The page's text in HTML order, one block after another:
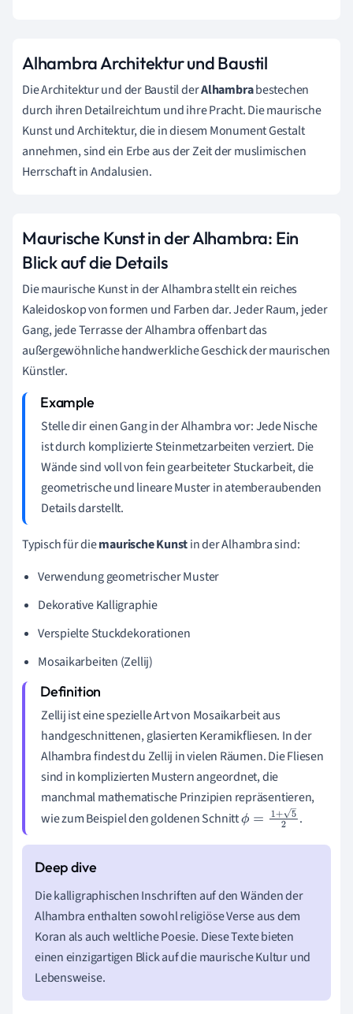
Alhambra Architektur und Baustil
Die Architektur und der Baustil derAlhambrabestechen
durch ihren Detailreichtum und ihre Pracht. Die maurische
Kunst und Architektur, die in diesem Monument Gestalt
annehmen, sind ein Erbe aus der Zeit der muslimischen
Herrschaft in Andalusien.
Maurische Kunst in der Alhambra: Ein
Blick auf die Details
Die maurische Kunst in der Alhambra stellt ein reiches
Kaleidoskop von formen und Farben dar. Jeder Raum, jeder
Gang, jede Terrasse der Alhambra offenbart das
außergewöhnliche handwerkliche Geschick der maurischen
Künstler.
Stelle dir einen Gang in der Alhambra vor: Jede Nische
ist durch komplizierte Steinmetzarbeiten verziert. Die
Wände sind voll von fein gearbeiteter Stuckarbeit, die
geometrische und lineare Muster in atemberaubenden
Details darstellt.
Typisch für diemaurische Kunstin der Alhambra sind:
Verwendung geometrischer Muster
Dekorative Kalligraphie
Verspielte Stuckdekorationen
Mosaikarbeiten (Zellij)
Zellij ist eine spezielle Art von Mosaikarbeit aus
handgeschnittenen, glasierten Keramikfliesen. In der
Alhambra findest du Zellij in vielen Räumen. Die Fliesen
sind in komplizierten Mustern angeordnet, die
manchmal mathematische Prinzipien repräsentieren,
wie zum Beispiel den goldenen Schnittϕ =1+ 52 .
Die kalligraphischen Inschriften auf den Wänden der
Alhambra enthalten sowohl religiöse Verse aus dem
Koran als auch weltliche Poesie. Diese Texte bieten
einen einzigartigen Blick auf die maurische Kultur und
Lebensweise.